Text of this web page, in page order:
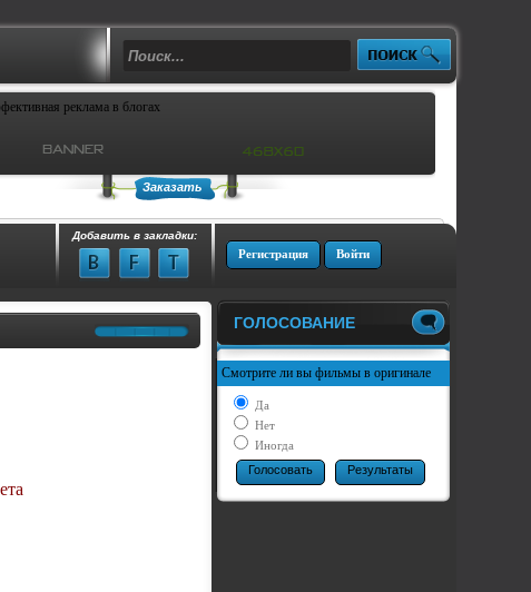
Заказать
Регистрация Войти
Добавить в закладки:
ГОЛОСОВАНИЕ
Смотрите ли вы фильмы в оригинале
Да
Нет
Иногда